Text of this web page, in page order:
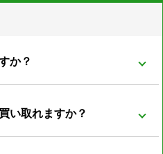
か？
在庫を抱える事も無くコ
ります。 その結果、買取
い取れますか？